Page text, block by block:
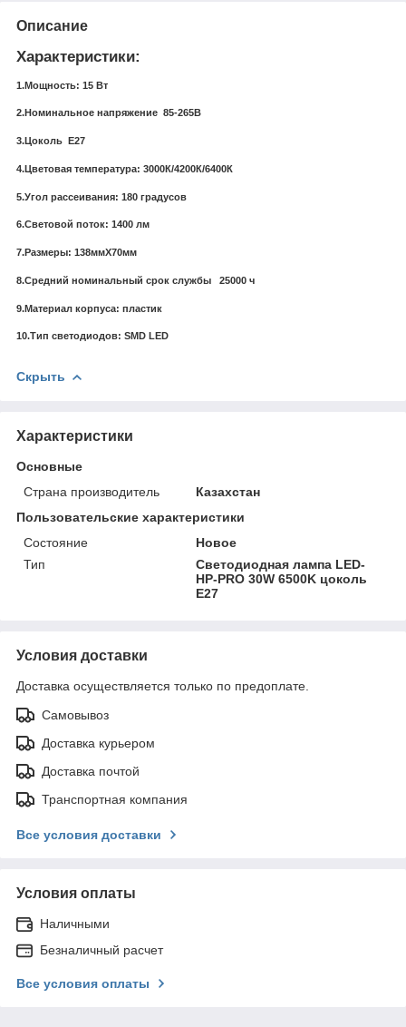
Описание
Характеристики:
1.Мощность: 15 Вт
2.Номинальное напряжение 85-265В
3.Цоколь Е27
4.Цветовая температура: 3000К/4200К/6400К
5.Угол рассеивания: 180 градусов
6.Световой поток: 1400 лм
7.Размеры: 138ммХ70мм
8.Средний номинальный срок службы 25000 ч
9.Материал корпуса: пластик
10.Тип светодиодов: SMD LED
Скрыть
Характеристики
Основные
Страна производитель
Казахстан
Пользовательские характеристики
Состояние
Новое
Тип
Светодиодная лампа LED-
HP-PRO 30W 6500K цоколь
E27
Условия доставки
Доставка осуществляется только по предоплате.
Самовывоз
Доставка курьером
Доставка почтой
Транспортная компания
Все условия доставки
Условия оплаты
Наличными
Безналичный расчет
Все условия оплаты